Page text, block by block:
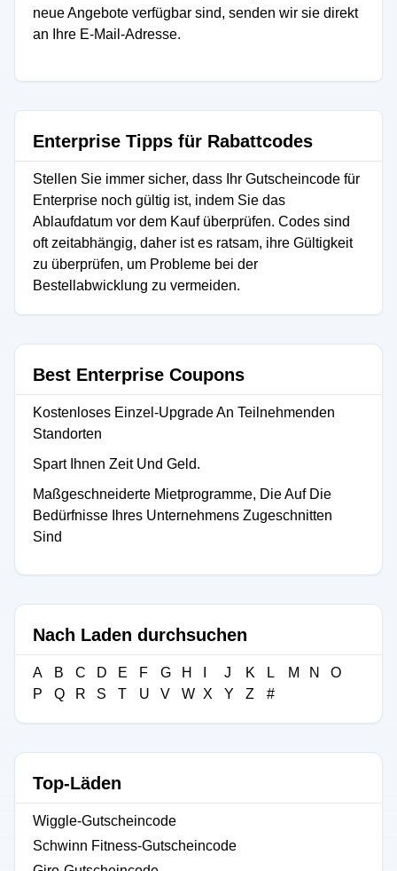
neue Angebote verfügbar sind, senden wir sie direkt
an Ihre E-Mail-Adresse.
Enterprise Tipps für Rabattcodes
Stellen Sie immer sicher, dass Ihr Gutscheincode für
Enterprise noch gültig ist, indem Sie das
Ablaufdatum vor dem Kauf überprüfen. Codes sind
oft zeitabhängig, daher ist es ratsam, ihre Gültigkeit
zu überprüfen, um Probleme bei der
Bestellabwicklung zu vermeiden.
Best Enterprise Coupons
Kostenloses Einzel-Upgrade An Teilnehmenden
Standorten
Spart Ihnen Zeit Und Geld.
Maßgeschneiderte Mietprogramme, Die Auf Die
Bedürfnisse Ihres Unternehmens Zugeschnitten
Sind
Nach Laden durchsuchen
A B C D E F G H J K L M N
O
P
Q R S T U V W X Y Z #
Top-Läden
Wiggle-Gutscheincode
Schwinn Fitness-Gutscheincode